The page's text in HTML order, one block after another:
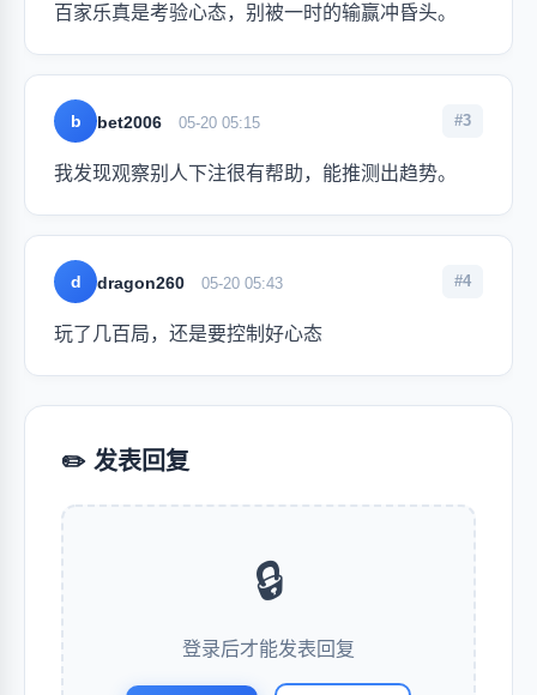
百家乐真是考验心态，别被一时的输赢冲昏头。
b bet2006 05-20 05:15 #3
我发现观察别人下注很有帮助，能推测出趋势。
d dragon260 05-20 05:43 #4
玩了几百局，还是要控制好心态
✏️ 发表回复
🔒
登录后才能发表回复